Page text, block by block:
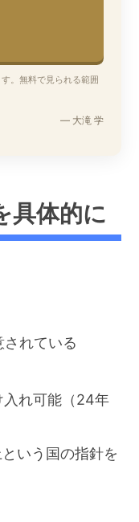
。無料で見られる範囲
— 大滝 学
具体的に
れている
入れ可能（24年
いう国の指針を